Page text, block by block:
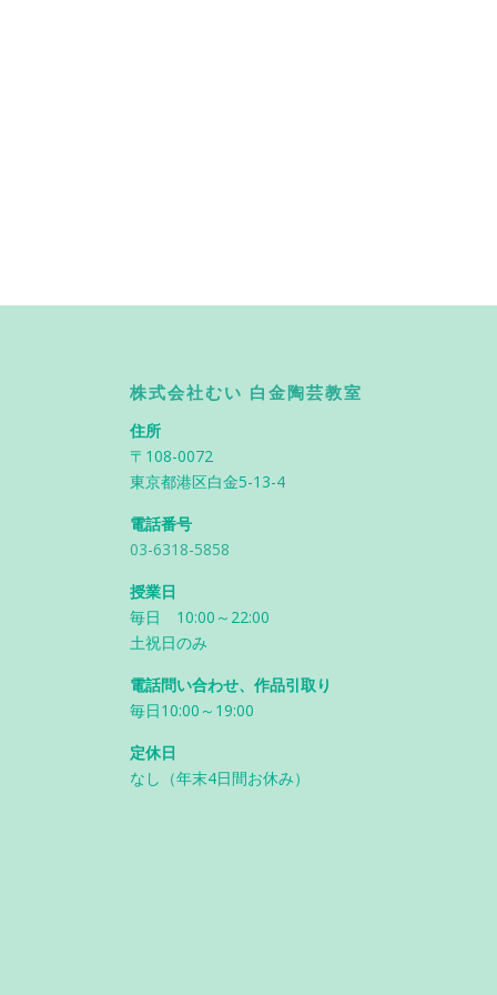
株式会社むい 白金陶芸教室
住所
〒108-0072
東京都港区白金5-13-4
電話番号
03-6318-5858
授業日
毎日 10:00～22:00
土祝日のみ
電話問い合わせ、作品引取り
毎日10:00～19:00
定休日
なし（年末4日間お休み）